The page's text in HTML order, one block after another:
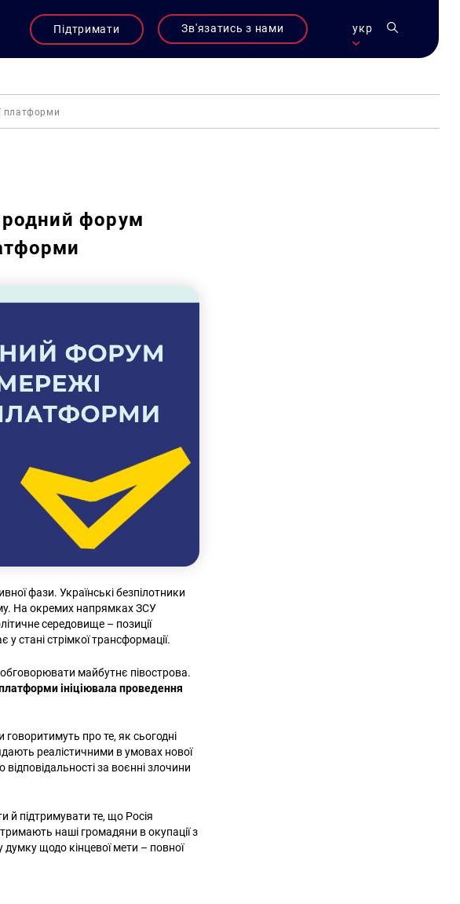
Підтримати Зв'язатись з нами укр
платформи
форум
фази. Українські безпілотники
На окремих напрямках ЗСУ
середовище – позиції
стані стрімкої трансформації.
майбутнє півострова.
ініціювала проведення
про те, як сьогодні
реалістичними в умовах нової
за воєнні злочини
й підтримувати те, що Росія
наші громадяни в окупації з
щодо кінцевої мети – повної